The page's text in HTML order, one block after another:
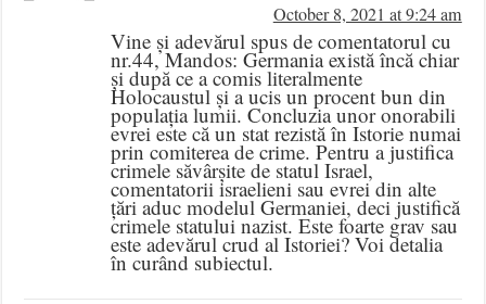
October 8, 2021 at 9:24 am
Vine și adevărul spus de comentatorul cu
nr.44, Mandos: Germania există încă chiar
și după ce a comis literalmente
Holocaustul și a ucis un procent bun din
populația lumii. Concluzia unor onorabili
evrei este că un stat rezistă în Istorie numai
prin comiterea de crime. Pentru a justifica
crimele săvârșite de statul Israel,
comentatorii israelieni sau evrei din alte
țări aduc modelul Germaniei, deci justifică
crimele statului nazist. Este foarte grav sau
este adevărul crud al Istoriei? Voi detalia
în curând subiectul.